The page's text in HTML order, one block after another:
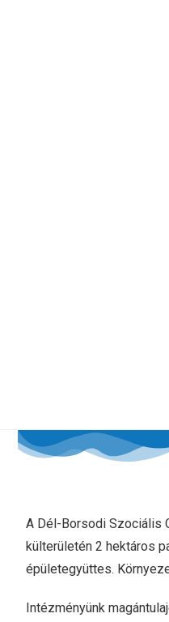
A Dél-Borsodi Szociális
külterületén 2 hektáros
épületegyüttes.
Intézményünk